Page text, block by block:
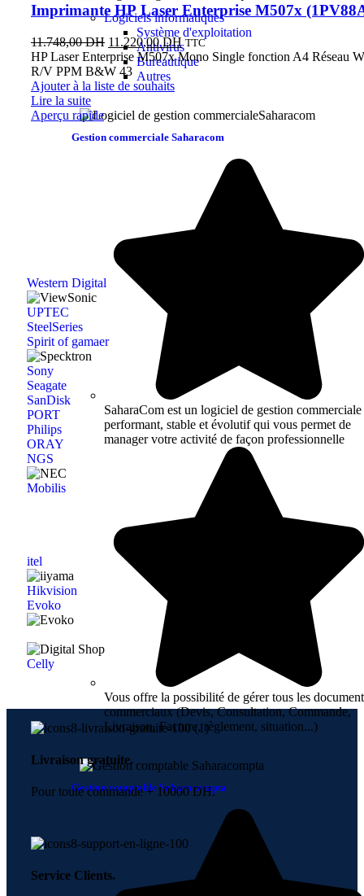
Logiciels informatiques
Système d'exploitation
Antivirus
Bureautique
Autres
Gestion commerciale Saharacom
SaharaCom est un logiciel de gestion commerciale
performant, stable et évolutif qui vous permet de
manager votre activité de façon professionnelle
Vous offre la possibilité de gérer tous les
commerciaux (Devis, Consultation, Commande,
Livraison, Facture, règlement, situation...)
Gestion comptable Saharacompta
Imprimante HP Laser Enterprise M507x
11.748,00DH 11.220,00DH TTC
HP Laser Enterprise M507x Mono Single fonction A4 Réseau
R/V PPM B&W 43
Ajouter à la liste de souhaits
Lire la suite
Aperçu rapide
Western Digital
UPTEC
SteelSeries
Spirit of gamaer
Sony
Seagate
SanDisk
PORT
Philips
ORAY
NGS
Mobilis
itel
Hikvision
Evoko
Celly
Livraison gratuite.
Pour toute commande + 10000 DH.
Service Clients.